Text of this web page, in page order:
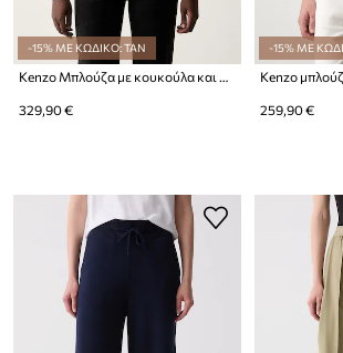
-15% ΜΕ ΚΩΔΙΚΟ: TAN
329,90 €
-15% ΜΕ
259,90 €